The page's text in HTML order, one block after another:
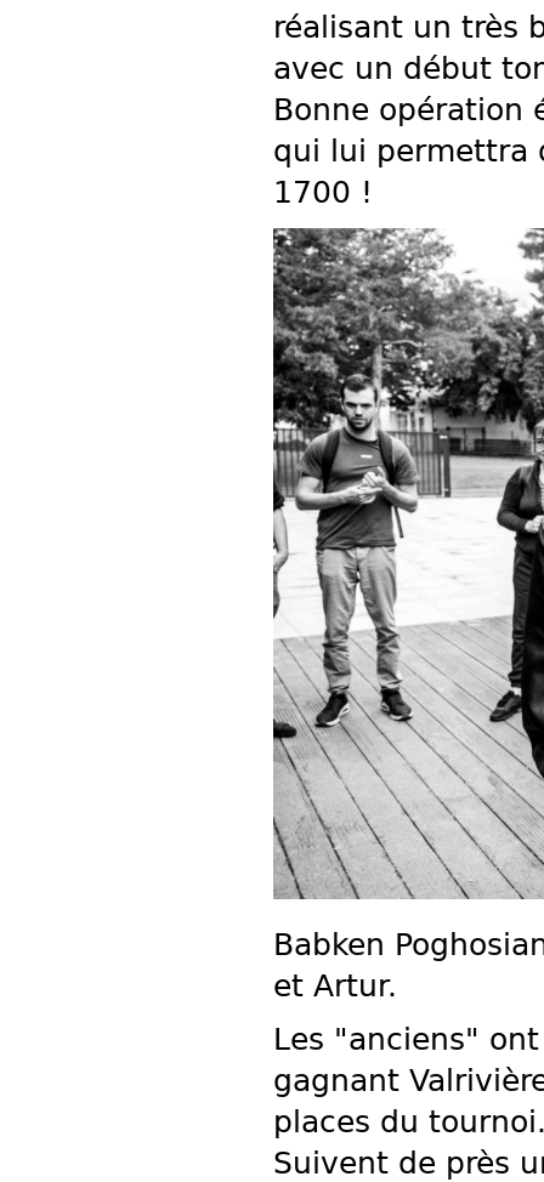
réalisant un très
avec un début
Bonne opération
qui lui permettra
1700 !
Babken
et Artur.
Les "anciens"
gagnant
places du
Suivent de près